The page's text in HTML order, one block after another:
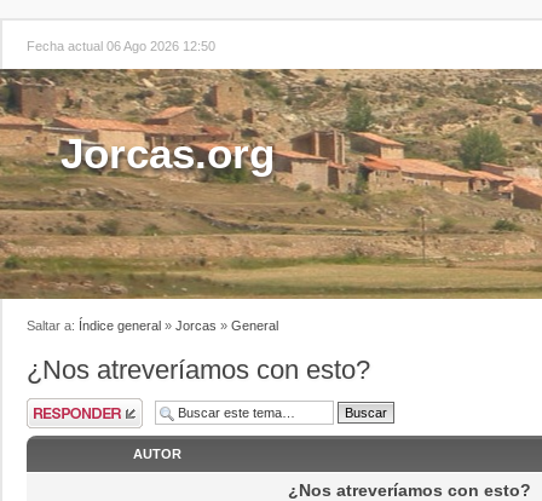
Fecha actual 06 Ago 2026 12:50
Jorcas.org
Saltar a: Índice general » Jorcas » General
¿Nos atreveríamos con esto?
AUTOR
¿Nos atreveríamos con esto?